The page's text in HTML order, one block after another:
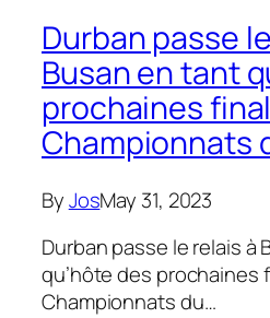
Durban passe
Busan en tant
prochaines
Championnats
ByJosMay 31, 2023
Durban passe le relais à
qu’hôte des prochaines
Championnats du…